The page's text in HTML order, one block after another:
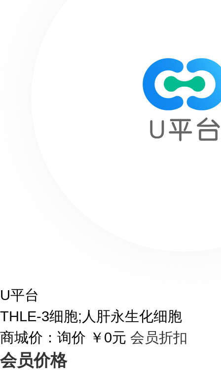
U平台
THLE-3细胞;人肝永生化细胞
商城价： 询价 ￥0元 会员折扣
会员价格